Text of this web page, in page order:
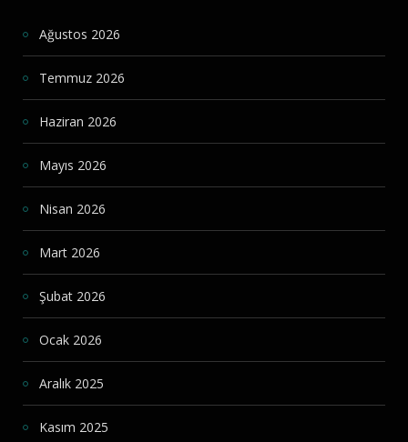
Ağustos 2026
Temmuz 2026
Haziran 2026
Mayıs 2026
Nisan 2026
Mart 2026
Şubat 2026
Ocak 2026
Aralık 2025
Kasım 2025